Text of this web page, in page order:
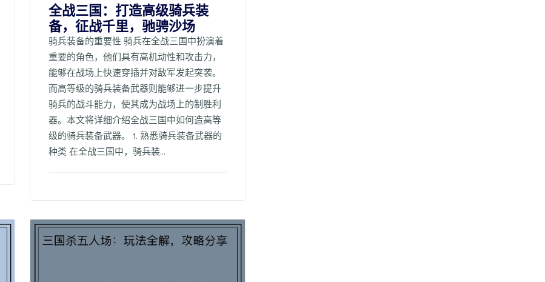
全战三国：打造高级骑兵装
备，征战千里，驰骋沙场
骑兵装备的重要性 骑兵在全战三国中扮演着
重要的角色，他们具有高机动性和攻击力，
能够在战场上快速穿插并对敌军发起突袭。
而高等级的骑兵装备武器则能够进一步提升
骑兵的战斗能力，使其成为战场上的制胜利
器。本文将详细介绍全战三国中如何造高等
级的骑兵装备武器。 1. 熟悉骑兵装备武器的
种类 在全战三国中，骑兵装...